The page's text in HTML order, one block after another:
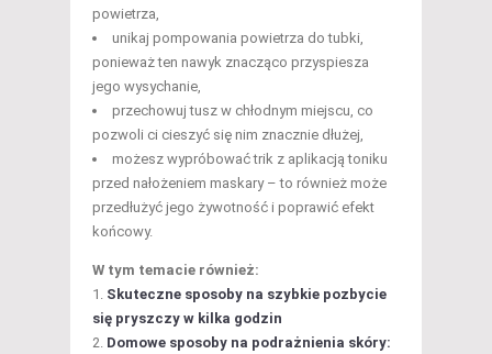
powietrza,
unikaj pompowania powietrza do tubki,
ponieważ ten nawyk znacząco przyspiesza
jego wysychanie,
przechowuj tusz w chłodnym miejscu, co
pozwoli ci cieszyć się nim znacznie dłużej,
możesz wypróbować trik z aplikacją toniku
przed nałożeniem maskary – to również może
przedłużyć jego żywotność i poprawić efekt
końcowy.
W tym temacie również:
Skuteczne sposoby na szybkie pozbycie
się pryszczy w kilka godzin
Domowe sposoby na podrażnienia skóry: